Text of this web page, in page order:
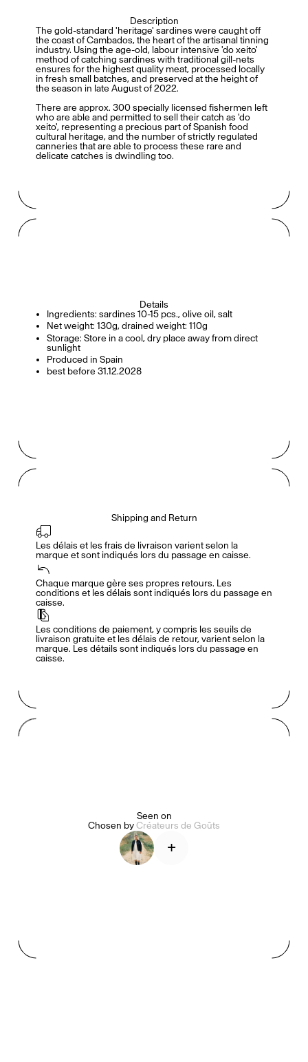
En/Fr
Accès complet pour les membres
Description
The gold-standard 'heritage' sardines were caught off
the coast of Cambados, the heart of the artisanal tinning
industry. Using the age-old, labour intensive 'do xeito'
method of catching sardines with traditional gill-nets
ensures for the highest quality meat, processed locally
in fresh small batches, and preserved at the height of
the season in late August of 2022.
There are approx. 300 specially licensed fishermen left
who are able and permitted to sell their catch as 'do
xeito', representing a precious part of Spanish food
cultural heritage, and the number of strictly regulated
canneries that are able to process these rare and
delicate catches is dwindling too.
Details
Ingredients: sardines 10-15 pcs., olive oil, salt
Net weight: 130g, drained weight: 110g
Storage: Store in a cool, dry place away from direct
sunlight
Produced in Spain
best before 31.12.2028
Shipping and Return
Les délais et les frais de livraison varient selon la
marque et sont indiqués lors du passage en caisse.
Chaque marque gère ses propres retours. Les
conditions et les délais sont indiqués lors du passage en
caisse.
Les conditions de paiement, y compris les seuils de
livraison gratuite et les délais de retour, varient selon la
marque. Les détails sont indiqués lors du passage en
caisse.
Seen on
Chosen byCréateurs de Goûts
+